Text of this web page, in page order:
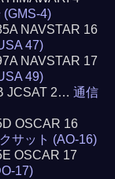
(GMS-4)
NAVSTAR 16
47)
NAVSTAR 17
49)
JCSAT 2…通信
OSCAR 16
サット (AO-16)
OSCAR 17
17)